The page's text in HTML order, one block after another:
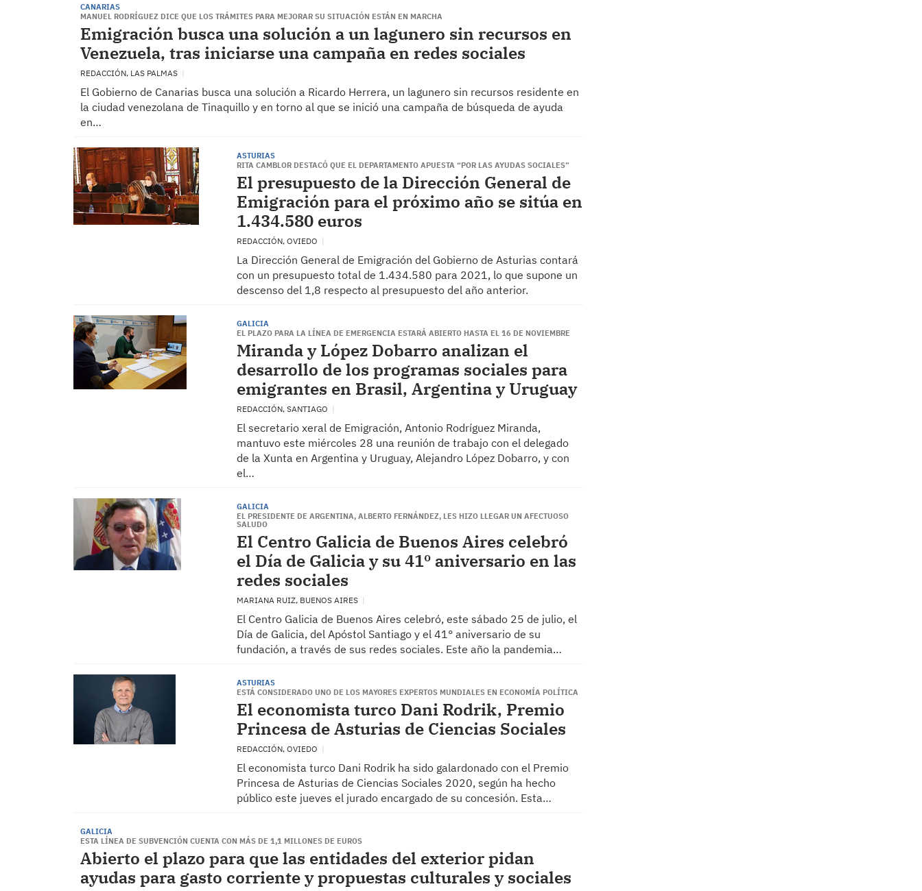
CANARIAS
MANUEL RODRÍGUEZ DICE QUE LOS TRÁMITES PARA MEJORAR SU SITUACIÓN ESTÁN EN MARCHA
Emigración busca una solución a un lagunero sin recursos en
Venezuela, tras iniciarse una campaña en redes sociales
REDACCIÓN, LAS PALMAS
El Gobierno de Canarias busca una solución a Ricardo Herrera, un lagunero sin recursos residente en
la ciudad venezolana de Tinaquillo y en torno al que se inició una campaña de búsqueda de ayuda
en…
ASTURIAS
RITA CAMBLOR DESTACÓ QUE EL DEPARTAMENTO APUESTA “POR LAS AYUDAS SOCIALES”
El presupuesto de la Dirección General de
Emigración para el próximo año se sitúa en
1.434.580 euros
REDACCIÓN, OVIEDO
La Dirección General de Emigración del Gobierno de Asturias contará
con un presupuesto total de 1.434.580 para 2021, lo que supone un
descenso del 1,8 respecto al presupuesto del año anterior.
GALICIA
EL PLAZO PARA LA LÍNEA DE EMERGENCIA ESTARÁ ABIERTO HASTA EL 16 DE NOVIEMBRE
Miranda y López Dobarro analizan el
desarrollo de los programas sociales para
emigrantes en Brasil, Argentina y Uruguay
REDACCIÓN, SANTIAGO
El secretario xeral de Emigración, Antonio Rodríguez Miranda,
mantuvo este miércoles 28 una reunión de trabajo con el delegado
de la Xunta en Argentina y Uruguay, Alejandro López Dobarro, y con
el…
GALICIA
EL PRESIDENTE DE ARGENTINA, ALBERTO FERNÁNDEZ, LES HIZO LLEGAR UN AFECTUOSO
SALUDO
El Centro Galicia de Buenos Aires celebró
el Día de Galicia y su 41º aniversario en las
redes sociales
MARIANA RUIZ, BUENOS AIRES
El Centro Galicia de Buenos Aires celebró, este sábado 25 de julio, el
Día de Galicia, del Apóstol Santiago y el 41° aniversario de su
fundación, a través de sus redes sociales. Este año la pandemia…
ASTURIAS
ESTÁ CONSIDERADO UNO DE LOS MAYORES EXPERTOS MUNDIALES EN ECONOMÍA POLÍTICA
El economista turco Dani Rodrik, Premio
Princesa de Asturias de Ciencias Sociales
REDACCIÓN, OVIEDO
El economista turco Dani Rodrik ha sido galardonado con el Premio
Princesa de Asturias de Ciencias Sociales 2020, según ha hecho
público este jueves el jurado encargado de su concesión. Esta…
GALICIA
ESTA LÍNEA DE SUBVENCIÓN CUENTA CON MÁS DE 1,1 MILLONES DE EUROS
Abierto el plazo para que las entidades del exterior pidan
ayudas para gasto corriente y propuestas culturales y sociales